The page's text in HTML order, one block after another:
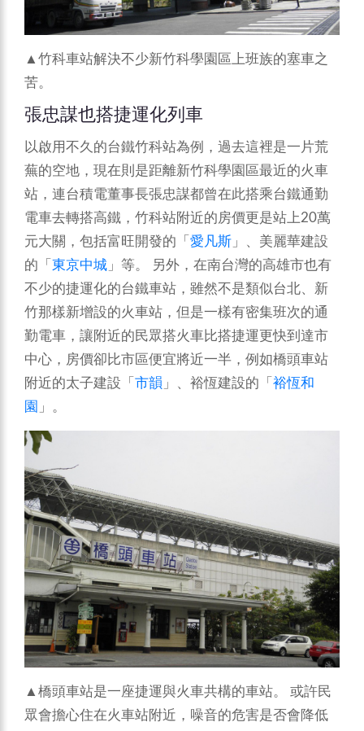
▲竹科車站解決不少新竹科學園區上班族的塞車之
苦。
張忠謀也搭捷運化列車
以啟用不久的台鐵竹科站為例，過去這裡是一片荒
蕪的空地，現在則是距離新竹科學園區最近的火車
站，連台積電董事長張忠謀都曾在此搭乘台鐵通勤
電車去轉搭高鐵，竹科站附近的房價更是站上20萬
元大關，包括富旺開發的「 愛凡斯 」、美麗華建設
的「 東京中城 」等。
另外，在南台灣的高雄市也有
不少的捷運化的台鐵車站，雖然不是類似台北、新
竹那樣新增設的火車站，但是一樣有密集班次的通
勤電車，讓附近的民眾搭火車比搭捷運更快到達市
中心，房價卻比市區便宜將近一半，例如橋頭車站
附近的太子建設「 市韻 」、裕恆建設的「 裕恆和
園 」。
▲橋頭車站是一座捷運與火車共構的車站。 或許民
眾會擔心住在火車站附近，噪音的危害是否會降低